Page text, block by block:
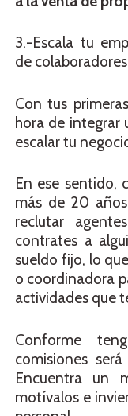
3.-Escala tu
de
Con tus
hora de integrar
escalar tu
En ese sentido,
más de 20
reclutar
contrates a
sueldo fijo, lo
o coordinadora
actividades que
Conforme
comisiones
Encuentra un
motívalos e